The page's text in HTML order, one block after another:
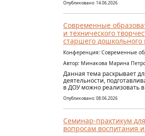
Опубликовано: 14.06.2026
Современные
и технического
старшего дошкольного
Конференция: Современные
Автор: Минакова Марина
Данная тема раскрывает
деятельности,
в ДОУ можно реализовать
Опубликовано: 08.06.2026
Семинар-практикум
вопросам воспитания